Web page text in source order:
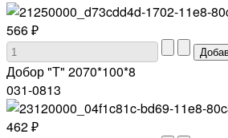
566 ₽
Добор "Т" 2070*100*8
031-0813
462 ₽